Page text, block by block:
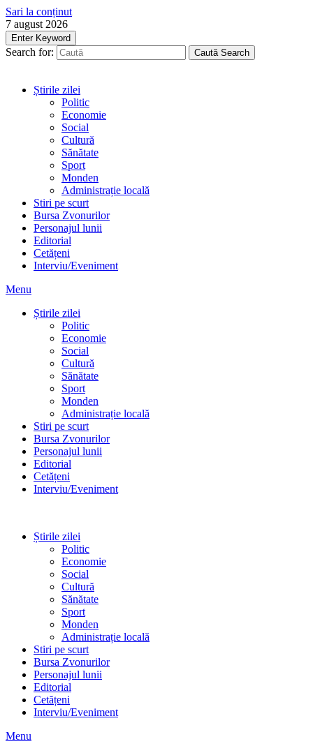
Sari la conținut
7 august 2026
Enter Keyword
Search for: Caută Search
Știrile zilei
Politic
Economie
Social
Cultură
Sănătate
Sport
Monden
Administrație locală
Stiri pe scurt
Bursa Zvonurilor
Personajul lunii
Editorial
Cetățeni
Interviu/Eveniment
Menu
Știrile zilei
Politic
Economie
Social
Cultură
Sănătate
Sport
Monden
Administrație locală
Stiri pe scurt
Bursa Zvonurilor
Personajul lunii
Editorial
Cetățeni
Interviu/Eveniment
Știrile zilei
Politic
Economie
Social
Cultură
Sănătate
Sport
Monden
Administrație locală
Stiri pe scurt
Bursa Zvonurilor
Personajul lunii
Editorial
Cetățeni
Interviu/Eveniment
Menu